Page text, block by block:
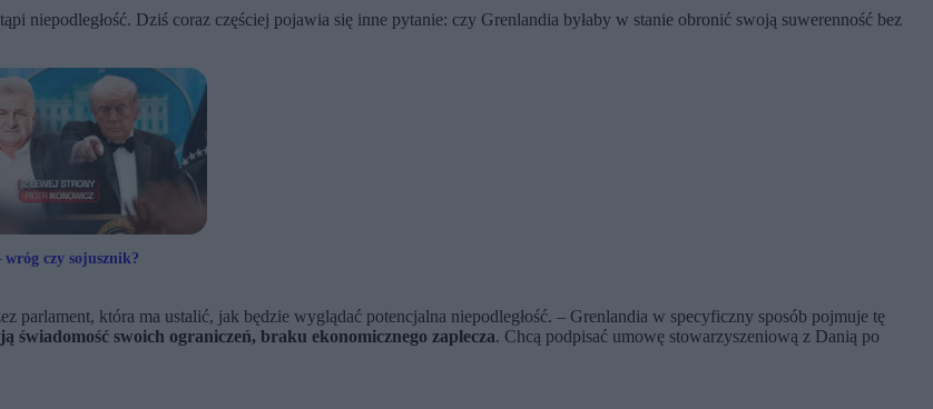
niepodległość. Dziś coraz częściej pojawia się inne pytanie: czy Grenlandia byłaby w stanie obronić swoją suwerenność bez
wróg czy sojusznik?
parlament, która ma ustalić, jak będzie wyglądać potencjalna niepodległość. – Grenlandia w specyficzny sposób pojmuje tę
świadomość swoich ograniczeń, braku ekonomicznego zaplecza. Chcą podpisać umowę stowarzyszeniową z Danią po